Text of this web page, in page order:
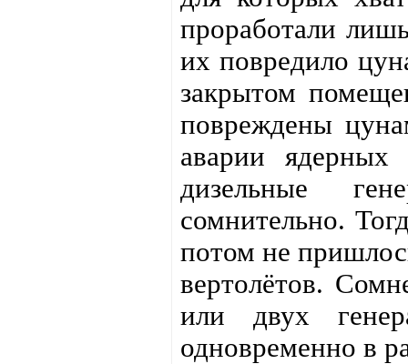
проработали
их повредило
закрытом
повреждены
аварии ядерных
дизельные
сомнительно.
потом не
вертолётов.
или двух
одновременно в